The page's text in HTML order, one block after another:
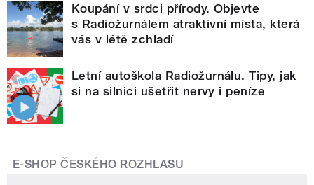
Koupání v srdci přírody. Objevte
s Radiožurnálem atraktivní místa, která
vás v létě zchladí
Letní autoškola Radiožurnálu. Tipy, jak
si na silnici ušetřit nervy i peníze
E-SHOP ČESKÉHO ROZHLASU